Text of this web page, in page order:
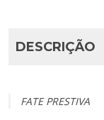
DESCRIÇÃO
FATE PRESTIVA